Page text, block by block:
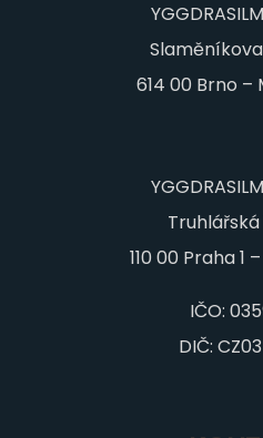
614 00 Brno
Truhlářská
110 00 Praha 1
IČO:
DIČ: